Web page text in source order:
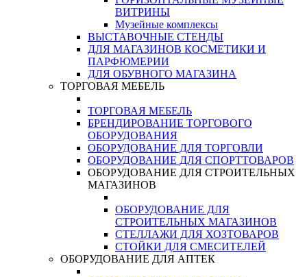
ВИТРИНЫ
Музейные комплексы
ВЫСТАВОЧНЫЕ СТЕНДЫ
ДЛЯ МАГАЗИНОВ КОСМЕТИКИ И
ПАРФЮМЕРИИ
ДЛЯ ОБУВНОГО МАГАЗИНА
ТОРГОВАЯ МЕБЕЛЬ
ТОРГОВАЯ МЕБЕЛЬ
БРЕНДИРОВАНИЕ ТОРГОВОГО
ОБОРУДОВАНИЯ
ОБОРУДОВАНИЕ ДЛЯ ТОРГОВЛИ
ОБОРУДОВАНИЕ ДЛЯ СПОРТТОВАРОВ
ОБОРУДОВАНИЕ ДЛЯ СТРОИТЕЛЬНЫХ
МАГАЗИНОВ
ОБОРУДОВАНИЕ ДЛЯ
СТРОИТЕЛЬНЫХ МАГАЗИНОВ
СТЕЛЛАЖИ ДЛЯ ХОЗТОВАРОВ
СТОЙКИ ДЛЯ СМЕСИТЕЛЕЙ
ОБОРУДОВАНИЕ ДЛЯ АПТЕК